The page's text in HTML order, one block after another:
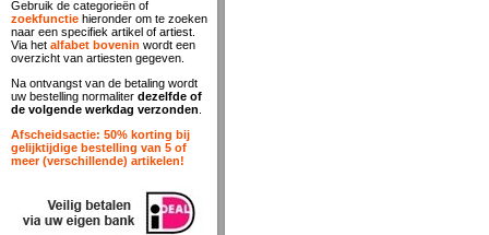
Gebruik de categorieën of
zoekfunctie hieronder om te zoeken
naar een specifiek artikel of artiest.
Via het alfabet bovenin wordt een
overzicht van artiesten gegeven.
Na ontvangst van de betaling wordt
uw bestelling normaliter dezelfde of
de volgende werkdag verzonden
Afscheidsactie: 50% korting bij
gelijktijdige bestelling van 5 of
meer (verschillende) artikelen!